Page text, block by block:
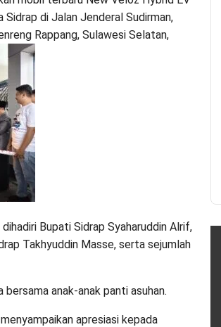
di Jalan Jenderal Sudirman,
Rappang, Sulawesi Selatan,
Bupati Sidrap Syaharuddin Alrif,
Takhyuddin Masse, serta sejumlah
anak-anak panti asuhan.
apresiasi kepada